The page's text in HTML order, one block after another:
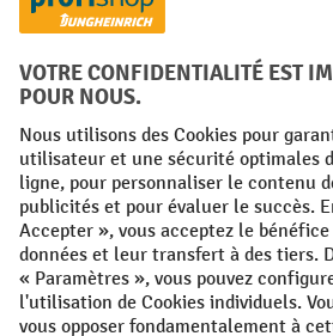
Langues
FR NL
Conditions générales Mentions
Protection des Données
All prices excl. VAT plusshipping costsand
if not stated otherwise.